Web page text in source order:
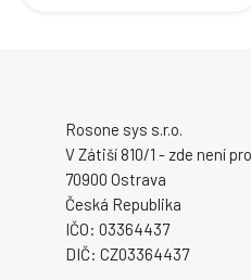
Rosone sys s.r.o.
V Zátiší 810/1 - zde není
70900 Ostrava
Česká Republika
IČO: 03364437
DIČ: CZ03364437